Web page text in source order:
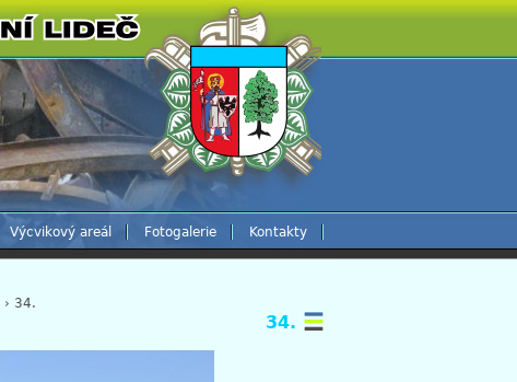
Výcvikový areál Fotogalerie Kontakty
› 34.
34.